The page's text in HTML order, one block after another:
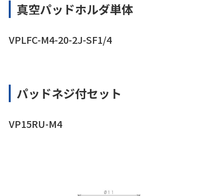
真空パッドホルダ単体
VPLFC-M4-20-2J-SF1/4
パッドネジ付セット
VP15RU-M4